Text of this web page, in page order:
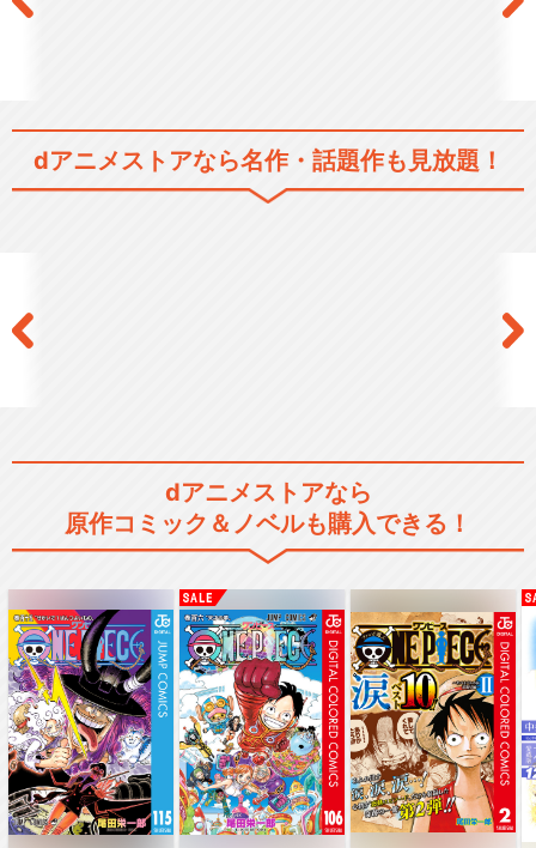
dアニメストアなら名作・話題作も見放題！
dアニメストアなら
原作コミック＆ノベルも購入できる！